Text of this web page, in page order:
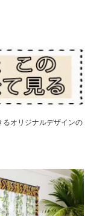
るオリジナルデザインの